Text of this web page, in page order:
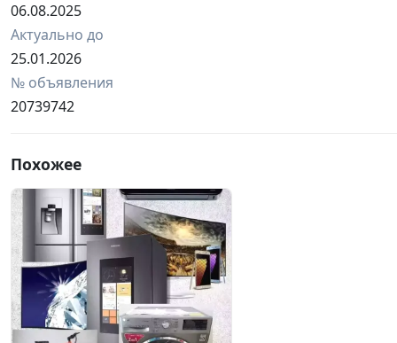
06.08.2025
Актуально до
25.01.2026
№ объявления
20739742
Похожее